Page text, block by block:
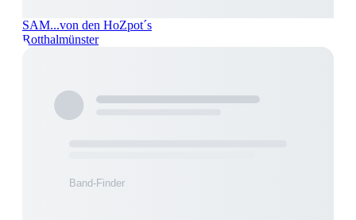
SAM...von den HoZpot´s
Rotthalmünster